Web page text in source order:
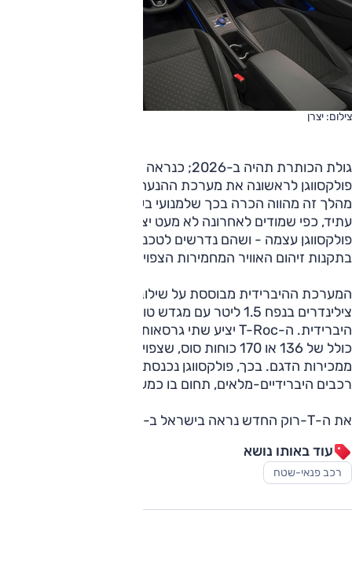
צילום: יצרן
גולת הכותרת תהיה ב-2026; כנראה במחצית השנייה, תשיק
פולקסווגן לראשונה את מערכת ההנעה ההיברידית המלאה.
מהלך זה מהווה הכרה בכך שלמנועי בעירה פנימית עדיין יש
עתיד, כפי שמודים לאחרונה לא מעט יצרנים, כולל מרצדס וכן
פולקסווגן עצמה - ושהם נדרשים לטכנולוגיה כזו כדי לעמוד
בתקנות זיהום האוויר המחמירות הצפויות בעשור הקרוב.
המערכת ההיברידית מבוססת על שילוב מנוע בנזין ארבעה
צילינדרים בנפח 1.5 ליטר עם מגדש טורבו, יחד עם יחידה
היברידית. ה-T-Roc יציע שתי גרסאות של המערכת, עם הספק
כולל של 136 או 170 כוחות סוס, שצפויות לתפוס נתח משמעותי
ממכירות הדגם. בכך, פולקסווגן נכנסת באופן רשמי לקטגוריית
רכבים היברידיים-מלאים, תחום בו כמעט לא הייתה נוכחת בעבר.
את ה-T-רוק החדש נראה בישראל ב-2026.
עוד באותו נושא
רכב פנאי-שטח